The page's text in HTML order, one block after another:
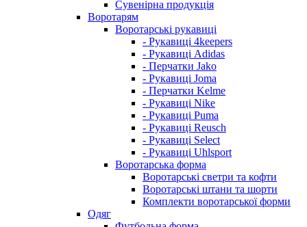
Сувенірна продукція
Воротарям
Воротарські рукавиці
- Рукавиці 4keepers
- Рукавиці Adidas
- Перчатки Jako
- Рукавиці Joma
- Перчатки Kelme
- Рукавиці Nike
- Рукавиці Puma
- Рукавиці Reusch
- Рукавиці Select
- Рукавиці Uhlsport
Воротарська форма
Воротарські светри та кофти
Воротарські штани та шорти
Комплекти воротарської форми
Одяг